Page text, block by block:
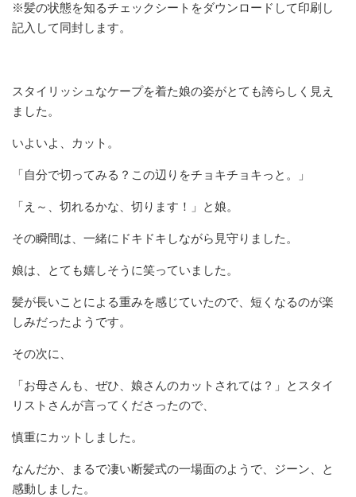
※髪の状態を知るチェックシートをダウンロードして印刷し
記入して同封します。
スタイリッシュなケープを着た娘の姿がとても誇らしく見え
ました。
いよいよ、カット。
「自分で切ってみる？この辺りをチョキチョキっと。」
「え～、切れるかな、切ります！」と娘。
その瞬間は、一緒にドキドキしながら見守りました。
娘は、とても嬉しそうに笑っていました。
髪が長いことによる重みを感じていたので、短くなるのが楽
しみだったようです。
その次に、
「お母さんも、ぜひ、娘さんのカットされては？」とスタイ
リストさんが言ってくださったので、
慎重にカットしました。
なんだか、まるで凄い断髪式の一場面のようで、ジーン、と
感動しました。